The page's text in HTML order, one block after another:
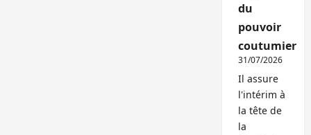
du
pouvoir
coutumier
31/07/2026
Il assure
l'intérim à
la tête de
la